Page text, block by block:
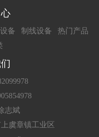
备 制线设备
热门产品
志斌
虞章镇工业区